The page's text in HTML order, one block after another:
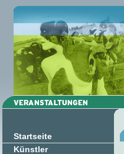
Startseite
Künstler